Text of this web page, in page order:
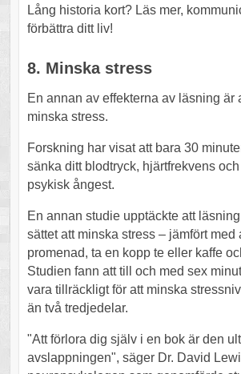
Lång historia kort? Läs mer,
förbättra ditt liv!
8. Minska stress
En annan av effekterna av läsning är
minska stress.
Forskning har visat att bara 30
sänka ditt blodtryck, hjärtfrekvens
psykisk ångest.
En annan studie upptäckte att
sättet att minska stress – jämfört med
promenad, ta en kopp te eller kaffe
Studien fann att till och med sex
vara tillräckligt för att minska
än två tredjedelar.
"Att förlora dig själv i en bok är den
avslappningen", säger Dr. David